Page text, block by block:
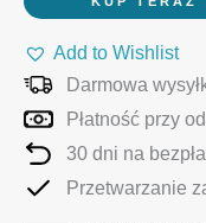
Widzeniem
HD
1080p
i
10-
Add to Wishlist
Darmowa
Płatność przy
30 dni na
Przetwarzanie